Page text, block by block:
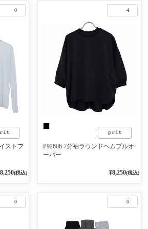
0
ストフ
(税込)
4
P92606 7分袖ラウンドヘムプルオ
ーバー
¥8,250(税込)
0 0